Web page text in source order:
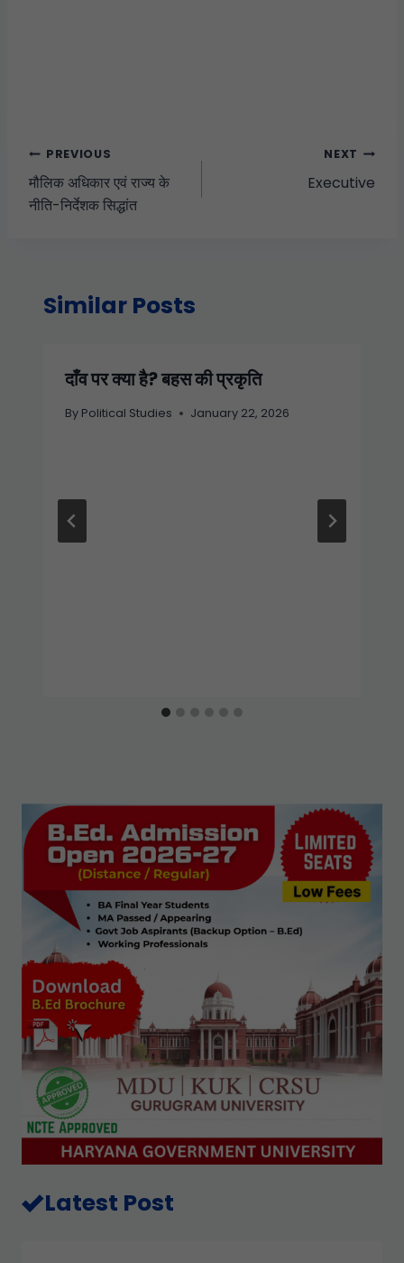
PREVIOUS
मौलिक अधिकार एवं राज्य के
नीति-निर्देशक सिद्धांत
NEXT
Executive
Similar Posts
दाँव पर क्या है? बहस की प्रकृति
By Political Studies January 22, 2026
Latest Post